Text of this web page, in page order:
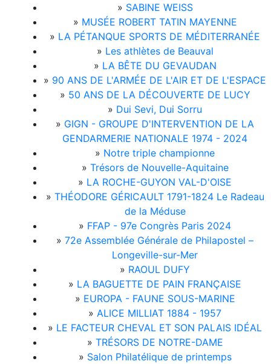
» SABINE WEISS
» MUSÉE ROBERT TATIN MAYENNE
» LA PÉTANQUE SPORTS DE MÉDITERRANÉE
» Les athlètes de Beauval
» LA BÊTE DU GEVAUDAN
» 90 ANS DE L'ARMÉE DE L'AIR ET DE L'ESPACE
» 50 ANS DE LA DÉCOUVERTE DE LUCY
» Dui Sevi, Dui Sorru
» GIGN - GROUPE D'INTERVENTION DE LA
GENDARMERIE NATIONALE 1974 - 2024
» Notre triple championne
» Trésors de Nouvelle-Aquitaine
» LA ROCHE-GUYON VAL-D'OISE
» THÉODORE GÉRICAULT 1791-1824 Le Radeau
de la Méduse
» FFAP - 97e Congrès Paris 2024
» 72e Assemblée Générale de Philapostel –
Longeville-sur-Mer
» RAOUL DUFY
» LA BAGUETTE DE PAIN FRANÇAISE
» EUROPA - FAUNE SOUS-MARINE
» ALICE MILLIAT 1884 - 1957
» LE FACTEUR CHEVAL ET SON PALAIS IDÉAL
» TRÉSORS DE NOTRE-DAME
» Salon Philatélique de printemps